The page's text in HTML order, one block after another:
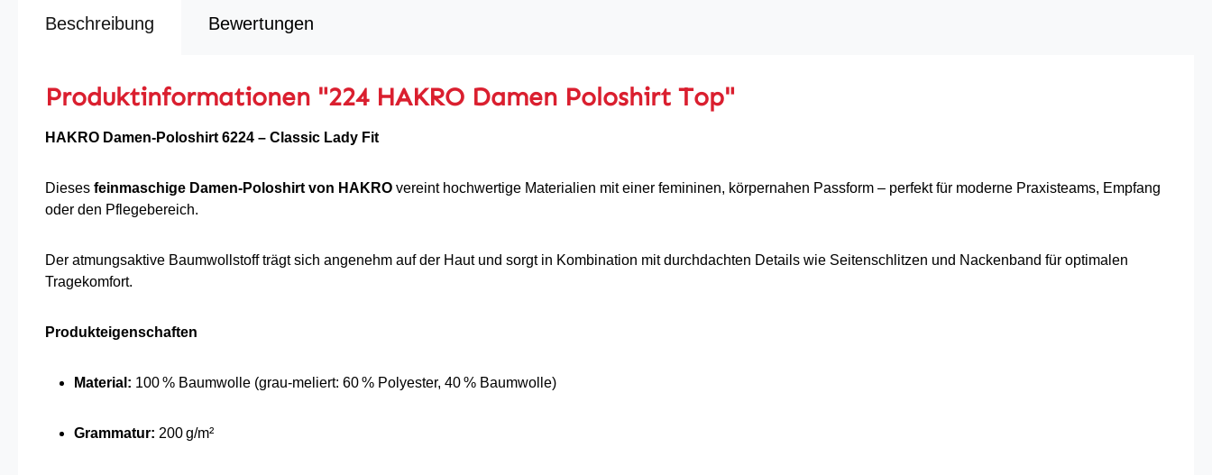
Beschreibung Bewertungen
Produktinformationen "224 HAKRO Damen Poloshirt Top"
HAKRO Damen-Poloshirt 6224 – Classic Lady Fit
Dieses feinmaschige Damen-Poloshirt von HAKRO vereint hochwertige Materialien mit einer femininen, körpernahen Passform – perfekt für moderne Praxisteams, Empfang
oder den Pflegebereich.
Der atmungsaktive Baumwollstoff trägt sich angenehm auf der Haut und sorgt in Kombination mit durchdachten Details wie Seitenschlitzen und Nackenband für optimalen
Tragekomfort.
Produkteigenschaften
Material: 100 % Baumwolle (grau-meliert: 60 % Polyester, 40 % Baumwolle)
Grammatur: 200 g/m²